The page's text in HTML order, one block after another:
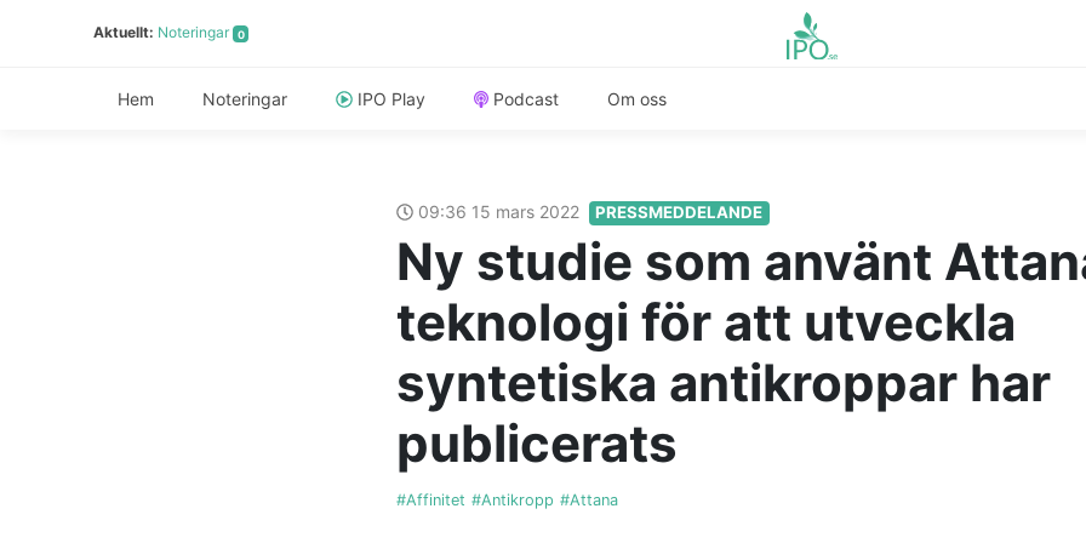
Aktuellt: Noteringar 0
Hem Noteringar IPO Play Podcast Om oss
09:36 15 mars 2022 PRESSMEDDELANDE
Ny studie som använt
teknologi för att utveckla
syntetiska antikroppar har
publicerats
#Affinitet #Antikropp #Attana